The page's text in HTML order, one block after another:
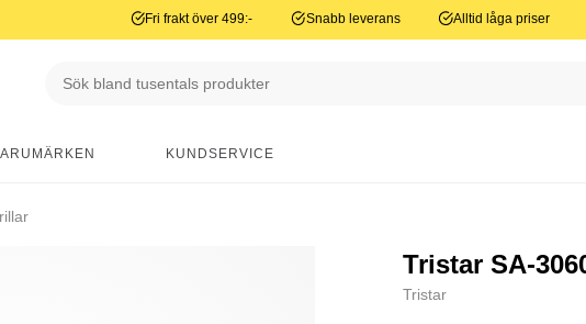
Fri frakt över 499:- Snabb leverans Alltid låga priser
KUNDSERVICE
Tristar SA-
Tristar